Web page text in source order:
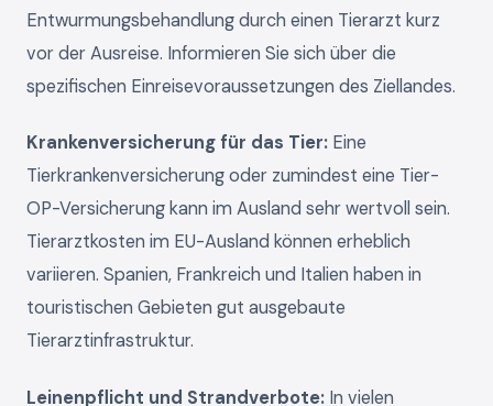
Entwurmungsbehandlung durch einen Tierarzt kurz
vor der Ausreise. Informieren Sie sich über die
spezifischen Einreisevoraussetzungen des Ziellandes.
Krankenversicherung für das Tier: Eine
Tierkrankenversicherung oder zumindest eine Tier-
OP-Versicherung kann im Ausland sehr wertvoll sein.
Tierarztkosten im EU-Ausland können erheblich
variieren. Spanien, Frankreich und Italien haben in
touristischen Gebieten gut ausgebaute
Tierarztinfrastruktur.
Leinenpflicht und Strandverbote: In vielen